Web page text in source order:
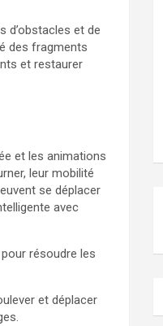
d’obstacles et de
des fragments
et restaurer
et les animations
leur mobilité
se déplacer
avec
résoudre les
et déplacer